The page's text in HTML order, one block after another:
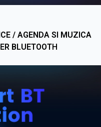
/ AGENDA SI MUZICA
BLUETOOTH